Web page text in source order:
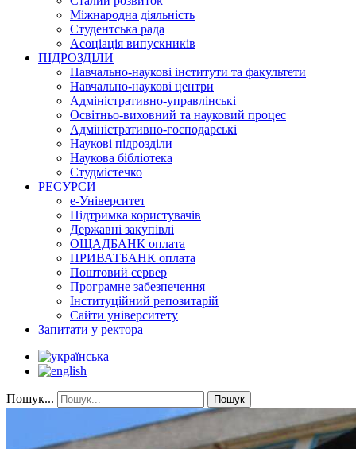
Міжнародна діяльність
Студентська рада
Асоціація випускників
ПІДРОЗДІЛИ
Навчально-наукові інститути та факультети
Навчально-наукові центри
Адміністративно-управлінські
Освітньо-виховний та науковий процес
Адміністративно-господарські
Наукові підрозділи
Наукова бібліотека
Студмістечко
РЕСУРСИ
е-Університет
Підтримка користувачів
Державні закупівлі
ОЩАДБАНК оплата
ПРИВАТБАНК оплата
Поштовий сервер
Програмне забезпечення
Інституційний репозитарій
Сайти університету
Запитати у ректора
Пошук... Пошук